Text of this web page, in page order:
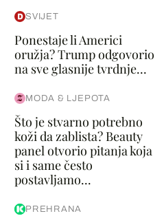
SVIJET
Ponestaje li Americi
oružja? Trump odgovorio
na sve glasnije tvrdnje...
MODA & LJEPOTA
Što je stvarno potrebno
koži da zablista? Beauty
panel otvorio pitanja koja
si i same često
postavljamo...
PREHRANA